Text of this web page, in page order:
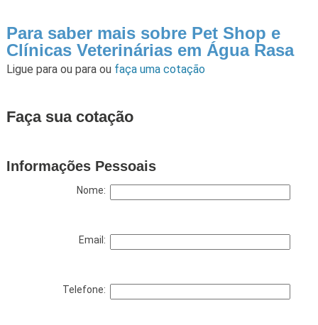
Para saber mais sobre Pet Shop e
Clínicas Veterinárias em Água Rasa
Ligue para ou para ou faça uma cotação
Faça sua cotação
Informações Pessoais
Nome:
Email:
Telefone: